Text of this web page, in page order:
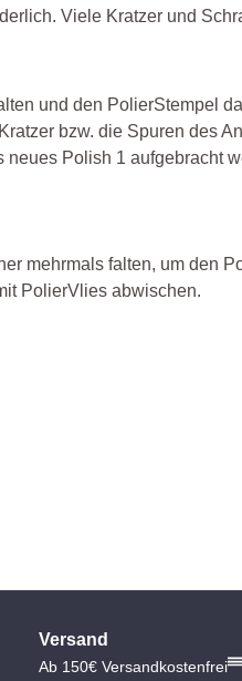
Viele Kratzer und
und den PolierStempel
bzw. die Spuren des
Polish 1 aufgebracht
mehrmals falten, um den
PolierVlies abwischen.
Versand
Ab 150€ Versandkostenfrei